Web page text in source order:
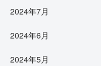
2024年7月
2024年6月
2024年5月